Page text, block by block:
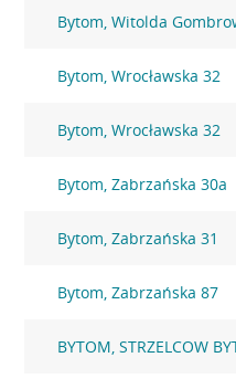
Bytom, Witolda
Bytom, Wrocławska 32
Bytom, Wrocławska 32
Bytom, Zabrzańska 30a
Bytom, Zabrzańska 31
Bytom, Zabrzańska 87
BYTOM, STRZELCOW